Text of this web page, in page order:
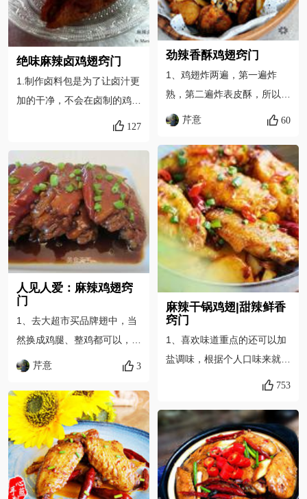
能）最后不要太高温，很容易
烤糊，使用表火时要密切注意
烤箱里面的动静，不要离开烤
箱太长时间。
绝味麻辣卤鸡翅窍门
1.制作卤料包是为了让卤汁更
加的干净，不会在卤制的鸡翅
上沾满卤料。2.红曲米是为了
可以省去第5步，用老抽代替
调色。3.如果想要鸡翅骨头里
面都充满辣味，其实一点都不
难。卤熟以后继续浸泡就是为
了让其入味，所以不要马上捞
出鸡翅，最少浸泡一个小时，
时间越长越好，如果能放到卤
汁里过夜那是再好不过了。鸡
127
人见人爱：麻辣鸡翅窍
门
1、去大超市买品牌翅中，当
然换成鸡腿、整鸡都可以，但
翅中成熟最快。 2、关于炒
好，其实只要掌握好两个技
巧，在家炒也不难：其一，小
火慢炒，避免油温快速升高不
好控制；其二，宁炒欠了，别
炒过了。炒欠了，大不了颜色
差点儿，基本不影响口味；炒
芹意 3
劲辣香酥鸡翅窍门
1、鸡翅炸两遍，第一遍炸
熟，第二遍炸表皮酥，所以复
炸时油温可以稍高一些；
一是辣椒的量，二是辣椒煸炒
的程度。小火煸炒辣椒，煸炒
时间越长越出辣味儿，可别炒
糊了就行； 3、煸炒完小料
后，烹的过程要快，大火、迅
速炒匀即可。
芹意 60
麻辣干锅鸡翅|甜辣鲜香
窍门
1、喜欢味道重点的还可以加
盐调味，根据个人口味来就可
以啦~2、干锅菜要趁热吃，
焦香味3、大家还可以随意加
自己喜欢的食材，比如莲藕莴
笋之类。，但是注意不要加容
易出水的食材，实在想加，也
要先过油去除多余水分，不然
753